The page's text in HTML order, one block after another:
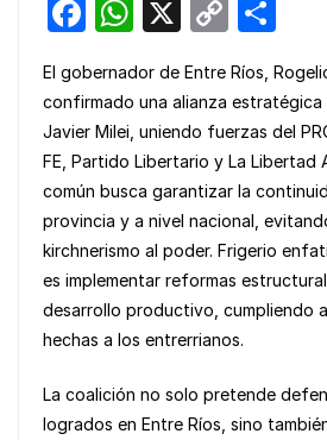
F
c
e
b
o
o
k
W
at
s
A
p
p
X
C
p
y
Li
n
k
ar
e
El gobernador de Entre Ríos,
confirmado una alianza
Javier Milei, uniendo fuerzas del
FE, Partido Libertario y La Libertad
común busca garantizar la
provincia y a nivel nacional,
kirchnerismo al poder. Frigerio
es implementar reformas
desarrollo productivo, cumpliendo
hechas a los entrerrianos.
La coalición no solo pretende
logrados en Entre Ríos, sino